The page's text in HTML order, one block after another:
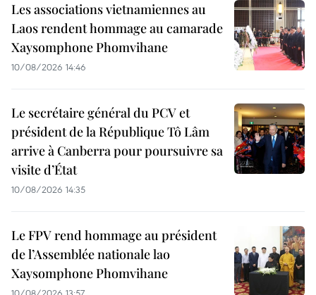
Les associations vietnamiennes au
Laos rendent hommage au camarade
Xaysomphone Phomvihane
10/08/2026 14:46
Le secrétaire général du PCV et
président de la République Tô Lâm
arrive à Canberra pour poursuivre sa
visite d’État
10/08/2026 14:35
Le FPV rend hommage au président
de l’Assemblée nationale lao
Xaysomphone Phomvihane